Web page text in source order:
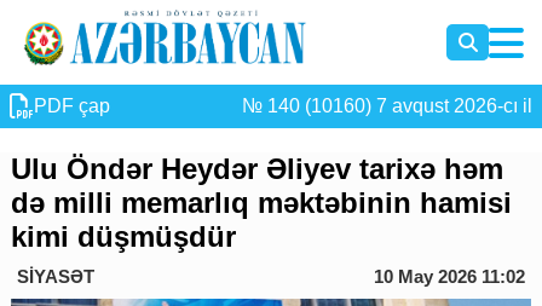
PDF çap № 140 (10160) 7 avqust 2026-cı il
Ulu Öndər Heydər Əliyev tarixə həm
də milli memarlıq məktəbinin hamisi
kimi düşmüşdür
SİYASƏT 10 May 2026 11:02